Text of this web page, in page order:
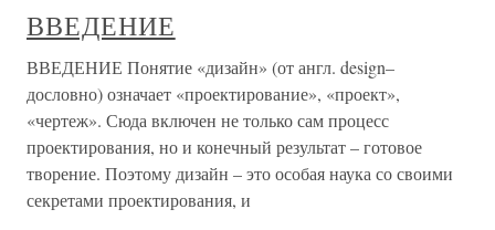
ВВЕДЕНИЕ
ВВЕДЕНИЕ Понятие «дизайн» (от англ. design–
дословно) означает «проектирование», «проект»,
«чертеж». Сюда включен не только сам процесс
проектирования, но и конечный результат – готовое
творение. Поэтому дизайн – это особая наука со своими
секретами проектирования, и